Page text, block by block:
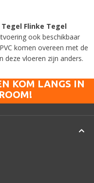
Flinke Tegel
ook beschikbaar
komen overeen met de
deze vloeren zijn anders.
KOM LANGS IN